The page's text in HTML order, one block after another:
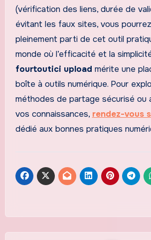
(vérification des liens, durée de
évitant les faux sites, vous
pleinement parti de cet outil
monde où l’efficacité et la
fourtoutici upload mérite une
boîte à outils numérique. Pour
méthodes de partage sécurisé ou
vos connaissances, rendez-vous
dédié aux bonnes pratiques